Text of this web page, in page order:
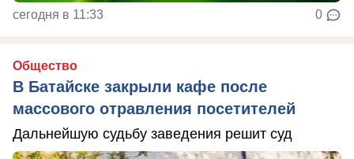
сегодня в 11:33 0
Общество
В Батайске закрыли кафе после
массового отравления посетителей
Дальнейшую судьбу заведения решит суд